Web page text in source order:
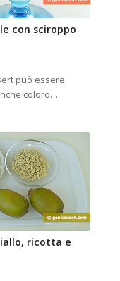
con sciroppo
può essere
coloro…
ricotta e